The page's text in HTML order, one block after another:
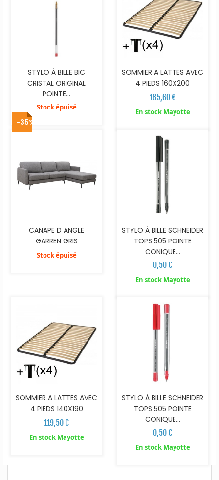
STYLO À BILLE BIC
CRISTAL ORIGINAL
POINTE...
Stock épuisé
SOMMIER A LATTES AVEC
4 PIEDS 160X200
185,60 €
En stock Mayotte
-35%
CANAPE D ANGLE
GARREN GRIS
Stock épuisé
STYLO À BILLE SCHNEIDER
TOPS 505 POINTE
CONIQUE...
0,50 €
En stock Mayotte
SOMMIER A LATTES AVEC
4 PIEDS 140X190
119,50 €
En stock Mayotte
STYLO À BILLE SCHNEIDER
TOPS 505 POINTE
CONIQUE...
0,50 €
En stock Mayotte